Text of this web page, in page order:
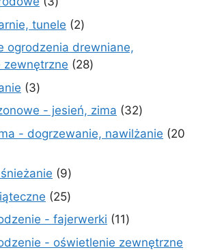
produkty
tunele 22
produkty
ogrodzenia drewniane,
zewnętrzne
2828
33
produkty
- jesień, zima 3232
produkty
- dogrzewanie, nawilżanie
20
99
produktów
2525
produktów
- fajerwerki 1111
produktów
- oświetlenie zewnętrzne